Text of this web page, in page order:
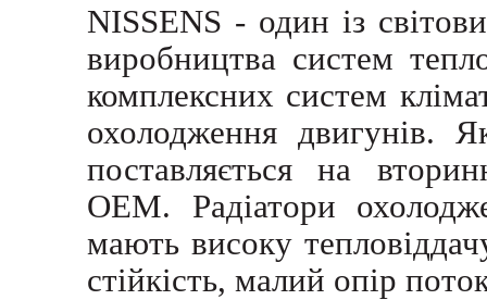
NISSENS - один із
виробництва систем
комплексних систем
охолодження двигунів.
поставляється на
OEM. Радіатори
мають високу
стійкість, малий опір